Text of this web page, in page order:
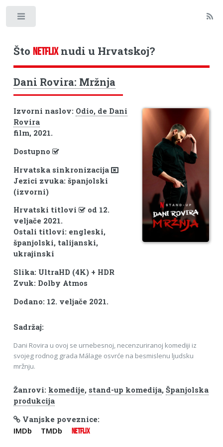
Što NETFLIXnudi u Hrvatskoj?
Dani Rovira: Mržnja
Izvorni naslov: Odio, de Dani
Rovira
film, 2021.
Dostupno
Hrvatska sinkronizacija
Jezici zvuka: španjolski
(izvorni)
Hrvatski titlovi
od 12.
veljače 2021.
Ostali titlovi: engleski,
španjolski, talijanski,
ukrajinski
Slika: UltraHD (4K) + HDR
Zvuk: Dolby Atmos
Dodano: 12. veljače 2021.
Sadržaj:
Dani Rovira u ovoj se urnebesnoj, necenzuriranoj komediji iz
svojeg rodnog grada Málage osvrće na besmislenu ljudsku
mržnju.
Žanrovi: komedije, stand-up komedija, Španjolska
produkcija
Vanjske poveznice:
IMDb TMDb NETFLIX